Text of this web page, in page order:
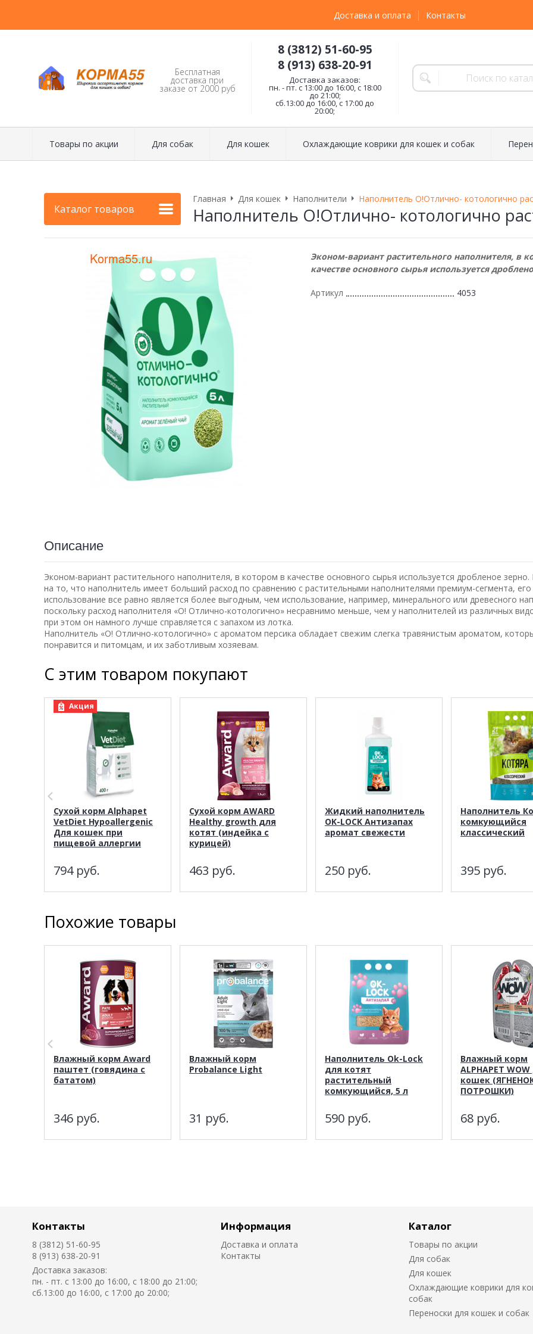
Доставка и оплата Контакты
Бесплатная
доставка при
заказе от 2000 руб
8 (3812) 51-60-95
8 (913) 638-20-91
Доставка заказов:
пн. - пт. с 13:00 до 16:00, с 18:00
до 21:00;
сб.13:00 до 16:00, с 17:00 до
20:00;
Товары по акции Для собак Для кошек Охлаждающие коврики для кошек и собак
Каталог товаров
Главная Для кошек Наполнители Наполнитель О!Отлично- котологично
Наполнитель О!Отлично- котологично
Эконом-вариант растительного наполнителя, в
качестве основного сырья используется
Артикул 4053
Описание
Эконом-вариант растительного наполнителя, в котором в качестве основного сырья используется дробленое
на то, что наполнитель имеет больший расход по сравнению с растительными наполнителями премиум-сегмента, его
использование все равно является более выгодным, чем использование, например, минерального или древесного
поскольку расход наполнителя «О! Отлично-котологично» несравнимо меньше, чем у наполнителей из различных
при этом он намного лучше справляется с запахом из лотка.
Наполнитель «О! Отлично-котологично» с ароматом персика обладает свежим слегка травянистым ароматом,
понравится и питомцам, и их заботливым хозяевам.
С этим товаром покупают
Акция
Сухой корм Alphapet
VetDiet Hypoallergenic
Для кошек при
пищевой аллергии
794 руб.
Сухой корм AWARD
Healthy growth для
котят (индейка с
курицей)
463 руб.
Жидкий наполнитель
OK-LOCK Антизапах
аромат свежести
250 руб.
Наполнитель
комкующийся
классический
395 руб.
Похожие товары
Влажный корм Award
паштет (говядина с
бататом)
346 руб.
Влажный корм
Probalance Light
31 руб.
Наполнитель Ok-Lock
для котят
растительный
комкующийся, 5 л
590 руб.
Влажный корм
ALPHAPET
кошек
ПОТРОШКИ)
68 руб.
Контакты
8 (3812) 51-60-95
8 (913) 638-20-91
Доставка заказов:
пн. - пт. с 13:00 до 16:00, с 18:00 до 21:00;
сб.13:00 до 16:00, с 17:00 до 20:00;
Информация
Доставка и оплата
Контакты
Каталог
Товары по акции
Для собак
Для кошек
Охлаждающие коврики для
собак
Переноски для кошек и собак